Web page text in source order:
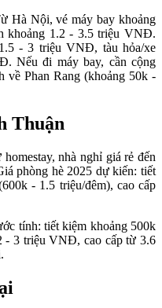
Hà Nội, vé máy bay khoảng
khoảng 1.2 - 3.5 triệu VNĐ.
- 3 triệu VNĐ, tàu hỏa/xe
Nếu đi máy bay, cần cộng
về Phan Rang (khoảng 50k -
Thuận
nhà nghỉ giá rẻ đến
phòng hè 2025 dự kiến: tiết
- 1.5 triệu/đêm), cao cấp
tính: tiết kiệm khoảng 500k
- 3 triệu VNĐ, cao cấp từ 3.6